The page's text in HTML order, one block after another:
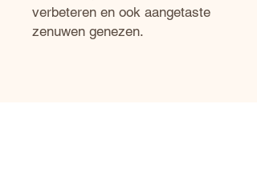
verbeteren en ook aangetaste
zenuwen genezen.